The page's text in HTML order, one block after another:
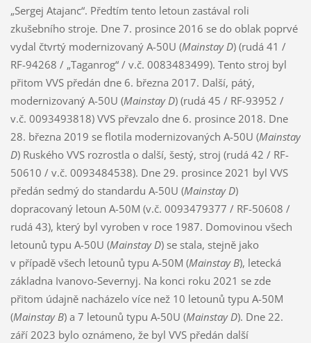
„Sergej Atajanc“. Předtím tento letoun zastával roli
zkušebního stroje. Dne 7. prosince 2016 se do oblak poprvé
vydal čtvrtý modernizovaný A-50U (Mainstay D) (rudá 41 /
RF-94268 / „Taganrog“ / v.č. 0083483499). Tento stroj byl
přitom VVS předán dne 6. března 2017. Další, pátý,
modernizovaný A-50U (Mainstay D) (rudá 45 / RF-93952 /
v.č. 0093493818) VVS převzalo dne 6. prosince 2018. Dne
28. března 2019 se flotila modernizovaných A-50U (Mainstay
D) Ruského VVS rozrostla o další, šestý, stroj (rudá 42 / RF-
50610 / v.č. 0093484538). Dne 29. prosince 2021 byl VVS
předán sedmý do standardu A-50U (Mainstay D)
dopracovaný letoun A-50M (v.č. 0093479377 / RF-50608 /
rudá 43), který byl vyroben v roce 1987. Domovinou všech
letounů typu A-50U (Mainstay D) se stala, stejně jako
v případě všech letounů typu A-50M (Mainstay B), letecká
základna Ivanovo-Severnyj. Na konci roku 2021 se zde
přitom údajně nacházelo více než 10 letounů typu A-50M
(Mainstay B) a 7 letounů typu A-50U (Mainstay D). Dne 22.
září 2023 bylo oznámeno, že byl VVS předán další